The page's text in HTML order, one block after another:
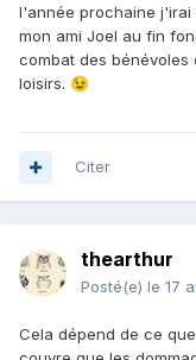
Je ne souscris pas
également
contrats
l'année prochaine j'irai
mon ami Joel au fin
combat des
loisirs. 😉
Citer
thearthur
Posté(e) le 17
Cela dépend de ce